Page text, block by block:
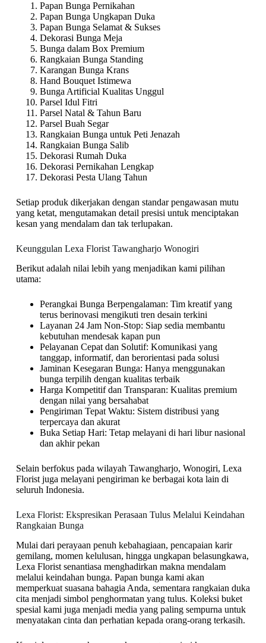
Papan Bunga Pernikahan
Papan Bunga Ungkapan Duka
Papan Bunga Selamat & Sukses
Dekorasi Bunga Meja
Bunga dalam Box Premium
Rangkaian Bunga Standing
Karangan Bunga Krans
Hand Bouquet Istimewa
Bunga Artificial Kualitas Unggul
Parsel Idul Fitri
Parsel Natal & Tahun Baru
Parsel Buah Segar
Rangkaian Bunga untuk Peti Jenazah
Rangkaian Bunga Salib
Dekorasi Rumah Duka
Dekorasi Pernikahan Lengkap
Dekorasi Pesta Ulang Tahun
Setiap produk dikerjakan dengan standar pengawasan mutu
yang ketat, mengutamakan detail presisi untuk menciptakan
kesan yang mendalam dan tak terlupakan.
Keunggulan Lexa Florist Tawangharjo Wonogiri
Berikut adalah nilai lebih yang menjadikan kami pilihan
utama:
Perangkai Bunga Berpengalaman: Tim kreatif yang
terus berinovasi mengikuti tren desain terkini
Layanan 24 Jam Non-Stop: Siap sedia membantu
kebutuhan mendesak kapan pun
Pelayanan Cepat dan Solutif: Komunikasi yang
tanggap, informatif, dan berorientasi pada solusi
Jaminan Kesegaran Bunga: Hanya menggunakan
bunga terpilih dengan kualitas terbaik
Harga Kompetitif dan Transparan: Kualitas premium
dengan nilai yang bersahabat
Pengiriman Tepat Waktu: Sistem distribusi yang
terpercaya dan akurat
Buka Setiap Hari: Tetap melayani di hari libur nasional
dan akhir pekan
Selain berfokus pada wilayah Tawangharjo, Wonogiri, Lexa
Florist juga melayani pengiriman ke berbagai kota lain di
seluruh Indonesia.
Lexa Florist: Ekspresikan Perasaan Tulus Melalui Keindahan
Rangkaian Bunga
Mulai dari perayaan penuh kebahagiaan, pencapaian karir
gemilang, momen kelulusan, hingga ungkapan belasungkawa,
Lexa Florist senantiasa menghadirkan makna mendalam
melalui keindahan bunga. Papan bunga kami akan
memperkuat suasana bahagia Anda, sementara rangkaian duka
cita menjadi simbol penghormatan yang tulus. Koleksi buket
spesial kami juga menjadi media yang paling sempurna untuk
menyatakan cinta dan perhatian kepada orang-orang terkasih.